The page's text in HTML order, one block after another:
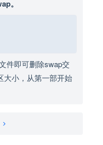
。
件即可删除swap交
大小，从第一部开始